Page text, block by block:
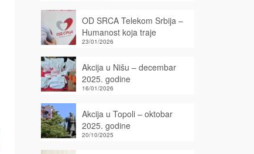
OD SRCA Telekom Srbija –
Humanost koja traje
23/01/2026
Akcija u Nišu – decembar
2025. godine
16/01/2026
Akcija u Topoli – oktobar
2025. godine
20/10/2025